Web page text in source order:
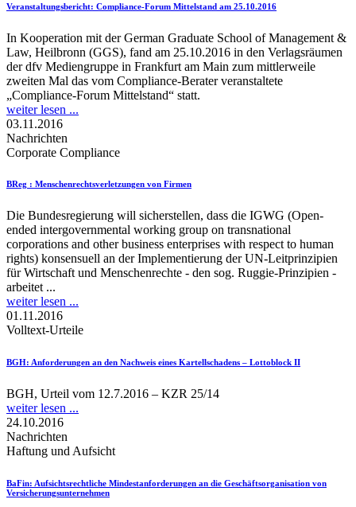
Veranstaltungsbericht: Compliance-Forum Mittelstand am 25.10.2016
In Kooperation mit der German Graduate School of Management &
Law, Heilbronn (GGS), fand am 25.10.2016 in den Verlagsräumen
der dfv Mediengruppe in Frankfurt am Main zum mittlerweile
zweiten Mal das vom Compliance-Berater veranstaltete
„Compliance-Forum Mittelstand“ statt.
weiter lesen ...
03.11.2016
Nachrichten
Corporate Compliance
BReg : Menschenrechtsverletzungen von Firmen
Die Bundesregierung will sicherstellen, dass die IGWG (Open-
ended intergovernmental working group on transnational
corporations and other business enterprises with respect to human
rights) konsensuell an der Implementierung der UN-Leitprinzipien
für Wirtschaft und Menschenrechte - den sog. Ruggie-Prinzipien -
arbeitet ...
weiter lesen ...
01.11.2016
Volltext-Urteile
BGH: Anforderungen an den Nachweis eines Kartellschadens – Lottoblock II
BGH, Urteil vom 12.7.2016 – KZR 25/14
weiter lesen ...
24.10.2016
Nachrichten
Haftung und Aufsicht
BaFin: Aufsichtsrechtliche Mindestanforderungen an die Geschäftsorganisation von
Versicherungsunternehmen